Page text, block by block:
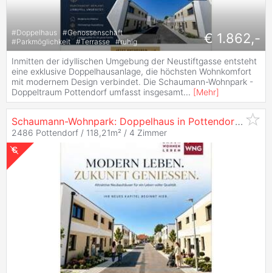
#Doppelhaus #Genossenschaft
#Parkmöglichkeit #Terrasse #ruhig € 1.862,-
Inmitten der idyllischen Umgebung der Neustiftgasse entsteht
eine exklusive Doppelhausanlage, die höchsten Wohnkomfort
mit modernem Design verbindet. Die Schaumann-Wohnpark -
Doppeltraum Pottendorf umfasst insgesamt... [Mehr]
Schaumann-Wohnpark: Doppelhaus in Pottendorf zur
2486 Pottendorf / 118,21m² / 4 Zimmer